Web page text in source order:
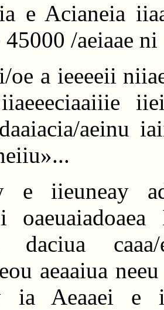
e Acianeia
/aeiaae
oe a ieeeeii
aeinu
e iieuneay
daciua
aeaaiua
ia Aeaaei e